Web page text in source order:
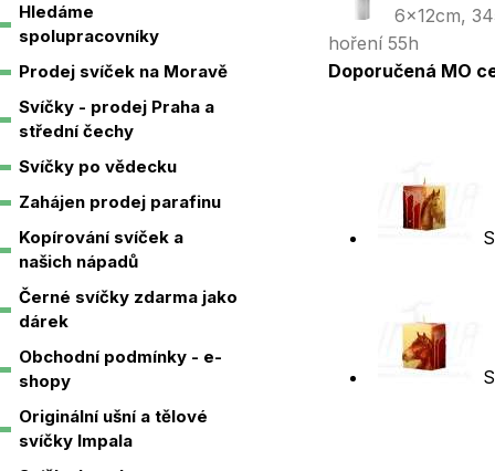
Hledáme
spolupracovníky
Prodej svíček na Moravě
Svíčky - prodej Praha a
střední čechy
Svíčky po vědecku
Zahájen prodej parafinu
Kopírování svíček a
našich nápadů
Černé svíčky zdarma jako
dárek
Obchodní podmínky - e-
shopy
Originální ušní a tělové
svíčky Impala
6x12cm,
hoření 55h
Doporučená MO